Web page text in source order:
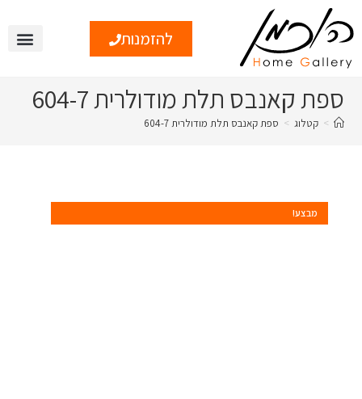
להזמנות
ספת קאנבס תלת מודולרית 604-7
> קטלוג > ספת קאנבס תלת מודולרית 604-7
מבצע!